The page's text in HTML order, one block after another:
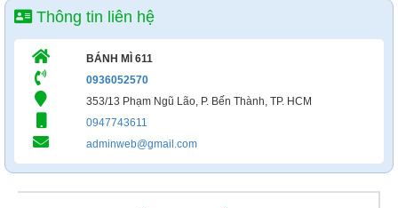
Thông tin liên hệ
BÁNH MÌ 611
0936052570
353/13 Phạm Ngũ Lão, P. Bến Thành, TP. HCM
0947743611
adminweb@gmail.com